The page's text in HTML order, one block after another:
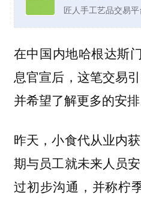
匠人手工艺品交易平
在中国内地哈根达斯
息官宣后，这笔交易
并希望了解更多的安排
昨天，小食代从业内
期与员工就未来人员
过初步沟通，并称柠